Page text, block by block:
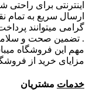
اینترنتی برای
ارسال سریع به تمام
گرامی میتوانند
. تضمین صحت و سلامت
مهم این فروشگاه
مزایای خرید از
خدمات مشتریان